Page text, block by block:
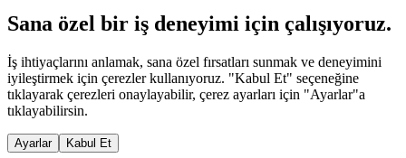
Sana özel bir iş deneyimi için çalışıyoruz.
İş ihtiyaçlarını anlamak, sana özel fırsatları sunmak ve deneyimini
iyileştirmek için çerezler kullanıyoruz. "Kabul Et" seçeneğine
tıklayarak çerezleri onaylayabilir, çerez ayarları için "Ayarlar"a
tıklayabilirsin.
Ayarlar Kabul Et